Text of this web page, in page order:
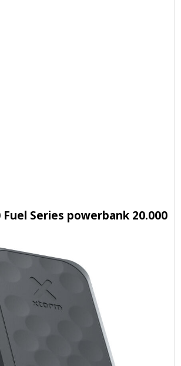
Series powerbank 20.000